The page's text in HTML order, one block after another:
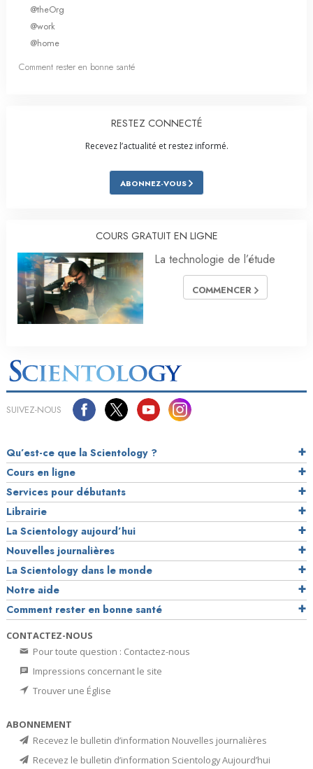
@theOrg
@work
@home
Comment rester en bonne santé
RESTEZ CONNECTÉ
Recevez l’actualité et restez informé.
ABONNEZ-VOUS
COURS GRATUIT EN LIGNE
La technologie de l’étude
COMMENCER
SUIVEZ-NOUS
Qu’est-ce que la Scientology ?
Cours en ligne
Services pour débutants
Librairie
La Scientology aujourd’hui
Nouvelles journalières
La Scientology dans le monde
Notre aide
Comment rester en bonne santé
CONTACTEZ-NOUS
Pour toute question : Contactez-nous
Impressions concernant le site
Trouver une Église
ABONNEMENT
Recevez le bulletin d’information Nouvelles journalières
Recevez le bulletin d’information Scientology Aujourd’hui